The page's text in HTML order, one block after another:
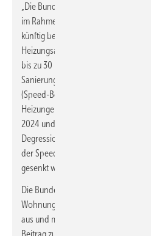
„Die Bundesregierung treibt die
im Rahmen der BEG-
künftig beim Einbau einer neuen
Heizungsanlage – in der Höhe
bis zu 30 bis 75 Prozent. Die
Sanierungsförderung sieht einen
(Speed-Bonus) insbesondere für
Heizungen vor. Die
2024 und 2025 von 20 auf 25
Degression vor. Um jetzt einen
der Speed-Bonus 2026 und 2027
gesenkt werden, danach um 3
Die Bundesregierung weitet den
Wohnungsunternehmen sowie
aus und motiviert damit
Beitrag zur Wärmewende zu leisten.